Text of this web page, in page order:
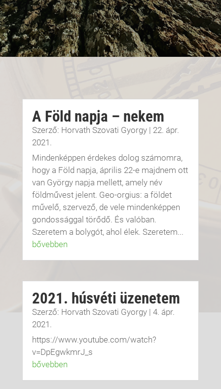
A Föld napja – nekem
Szerző: Horvath Szovati Gyorgy| 22. ápr.
2021.
Mindenképpen érdekes dolog számomra,
hogy a Föld napja, április 22-e majdnem ott
van György napja mellett, amely név
földművest jelent. Geo-orgius: a földet
művelő, szervező, de vele mindenképpen
gondossággal törődő. És valóban.
Szeretem a bolygót, ahol élek. Szeretem...
bővebben
2021. húsvéti üzenetem
Szerző: Horvath Szovati Gyorgy| 4. ápr.
2021.
https://www.youtube.com/watch?
v=DpEgwkmrJ_s
bővebben